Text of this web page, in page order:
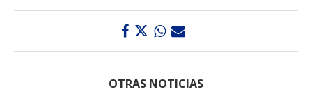
OTRAS NOTICIAS